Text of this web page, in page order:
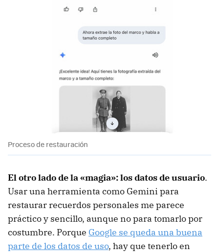
Proceso de restauración
El otro lado de la «magia»: los datos de usuario.
Usar una herramienta como Gemini para
restaurar recuerdos personales me parece
práctico y sencillo, aunque no para tomarlo por
costumbre. Porque Google se queda una buena
parte de los datos de uso, hay que tenerlo en